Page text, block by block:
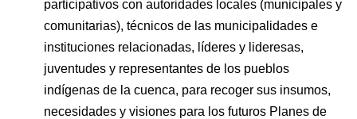
participativos con autoridades locales (municipales y
comunitarias), técnicos de las municipalidades e
instituciones relacionadas, líderes y lideresas,
juventudes y representantes de los pueblos
indígenas de la cuenca, para recoger sus insumos,
necesidades y visiones para los futuros Planes de